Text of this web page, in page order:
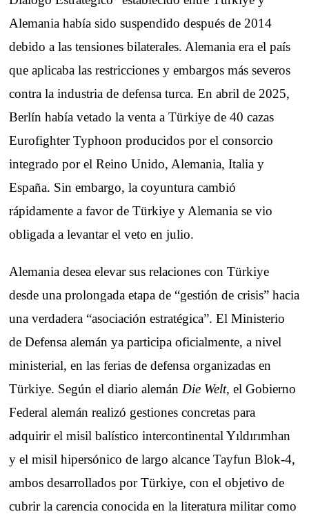
Alemania había sido suspendido después de 2014
debido a las tensiones bilaterales. Alemania era el país
que aplicaba las restricciones y embargos más severos
contra la industria de defensa turca. En abril de 2025,
Berlín había vetado la venta a Türkiye de 40 cazas
Eurofighter Typhoon producidos por el consorcio
integrado por el Reino Unido, Alemania, Italia y
España. Sin embargo, la coyuntura cambió
rápidamente a favor de Türkiye y Alemania se vio
obligada a levantar el veto en julio.
Alemania desea elevar sus relaciones con Türkiye
desde una prolongada etapa de “gestión de crisis” hacia
una verdadera “asociación estratégica”. El Ministerio
de Defensa alemán ya participa oficialmente, a nivel
ministerial, en las ferias de defensa organizadas en
Türkiye. Según el diario alemán Die Welt, el Gobierno
Federal alemán realizó gestiones concretas para
adquirir el misil balístico intercontinental Yıldırımhan
y el misil hipersónico de largo alcance Tayfun Blok-4,
ambos desarrollados por Türkiye, con el objetivo de
cubrir la carencia conocida en la literatura militar como